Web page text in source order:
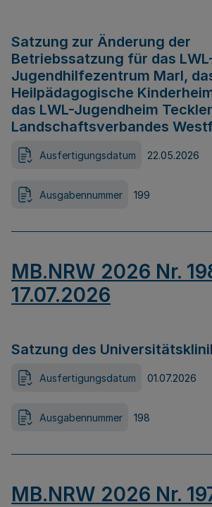
Satzung zur Änderung der
Betriebssatzung für das
Jugendhilfezentrum Marl,
Heilpädagogische
das LWL-Jugendheim
Landschaftsverbandes
Ausfertigungsdatum 22.05.2026
Ausgabennummer 199
MB.NRW 2026 Nr.
17.07.2026
Satzung des
Ausfertigungsdatum 01.07.2026
Ausgabennummer 198
MB.NRW 2026 Nr.